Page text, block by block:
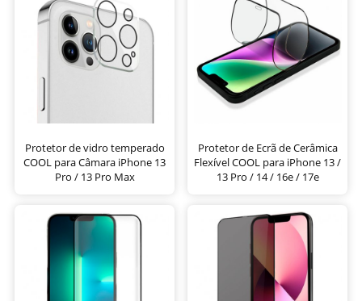
Protetor de vidro temperado
COOL para Câmara iPhone 13
Pro / 13 Pro Max
Protetor de Ecrã de Cerâmica
Flexível COOL para iPhone 13 /
13 Pro / 14 / 16e / 17e